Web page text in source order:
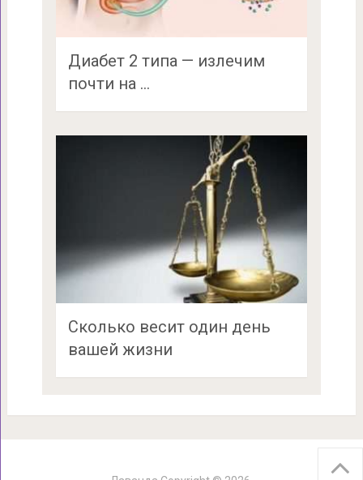
Диабет 2 типа — излечим
почти на …
Сколько весит один день
вашей жизни